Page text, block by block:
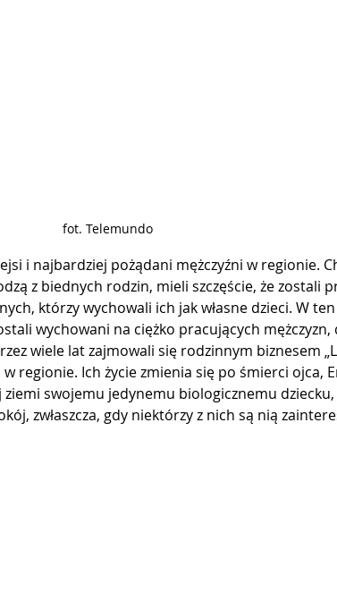
fot. Telemundo
i najbardziej pożądani mężczyźni w regionie.
z biednych rodzin, mieli szczęście, że zostali
którzy wychowali ich jak własne dzieci. W
wychowani na ciężko pracujących mężczyzn,
wiele lat zajmowali się rodzinnym biznesem
regionie. Ich życie zmienia się po śmierci ojca,
swojemu jedynemu biologicznemu dziecku,
zwłaszcza, gdy niektórzy z nich są nią